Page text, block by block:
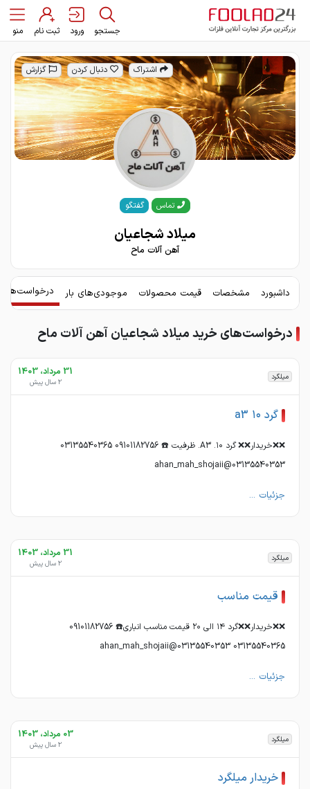
جستجو ورود ثبت نام منو
اشتراک دنبال کردن گزارش
تماس گفتگو
میلاد شجاعیان
آهن آلات ماح
داشبورد مشخصات قیمت محصولات موجودی‌های بار
درخواست‌های خرید میلاد شجاعیان آهن آلات ماح
میلگرد 31 مرداد، 1403
2 سال پیش
گرد ۱۰ a3
❌❌خریدار❌❌ گرد ۱۰. A3. ظرفیت ☎️ 09101182756 03135540365
03135540353@ahan_mah_shojaii
جزئیات ...
میلگرد 31 مرداد، 1403
2 سال پیش
قیمت مناسب
❌❌خریدار❌❌گرد ۱۴ الی ۲۰ قیمت مناسب انباری☎️ 09101182756
03135540365 03135540353@ahan_mah_shojaii
جزئیات ...
میلگرد 03 مرداد، 1403
2 سال پیش
خریدار میلگرد